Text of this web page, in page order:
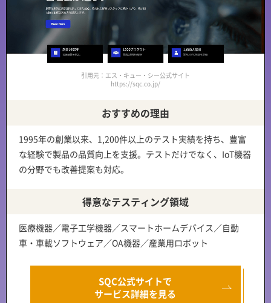
引用元：エス・キュー・シー公式サイト
https://sqc.co.jp/
おすすめの理由
1995年の創業以来、 1,200件以上のテスト実績を持ち、豊富
な経験で製品の品質向上を支援。テストだけでなく、IoT機器
の分野でも改善提案も対応。
得意なテスティング領域
医療機器／電子工学機器／スマートホームデバイス／自動
車・車載ソフトウェア／OA機器／産業用ロボット
SQC公式サイトで
サービス詳細を見る